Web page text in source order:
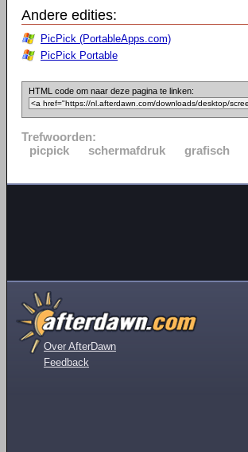
Andere edities:
PicPick (PortableApps.com)
PicPick Portable
HTML code om naar deze pagina te linken:
Trefwoorden:
picpick
schermafdruk grafisch
Over AfterDawn
Feedback